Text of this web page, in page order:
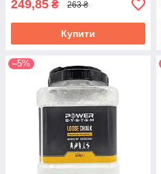
249,85 ₴ 263 ₴
Купити
–5%